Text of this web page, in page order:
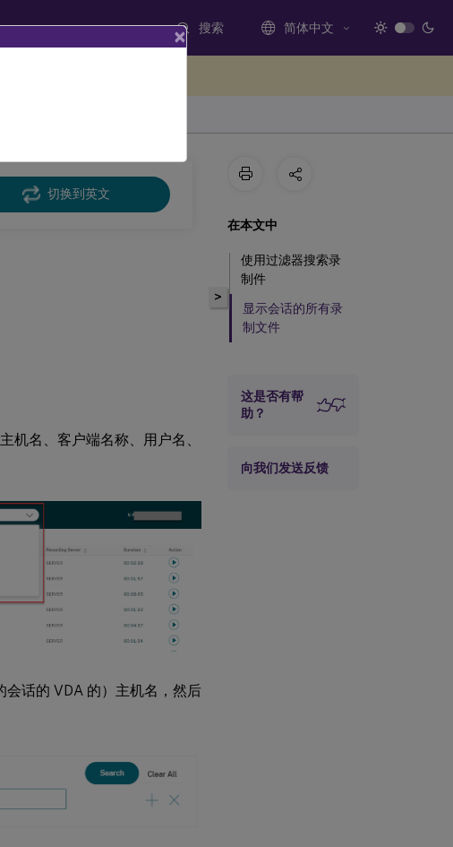
搜索 简体中文
切换到英文
机名、客户端名称、用户名、
话的 VDA 的）主机名，然后
>
在本文中
使用过滤器搜索录
制件
显示会话的所有录
制文件
这是否有帮
助？
向我们发送反馈
×